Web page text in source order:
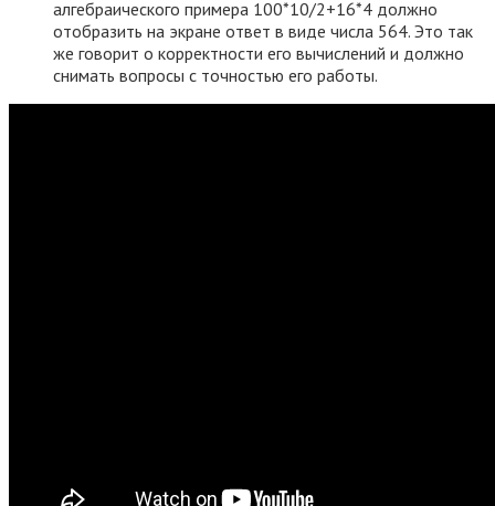
алгебраического примера 100*10/2+16*4 должно
отобразить на экране ответ в виде числа 564. Это так
же говорит о корректности его вычислений и должно
снимать вопросы с точностью его работы.